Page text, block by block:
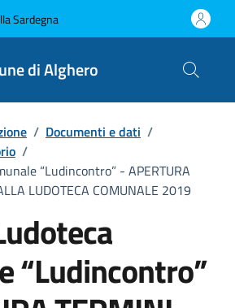
Sardegna
di Alghero
/ Documenti e dati /
/
“Ludincontro” - APERTURA
LUDOTECA COMUNALE 2019
“Ludincontro”